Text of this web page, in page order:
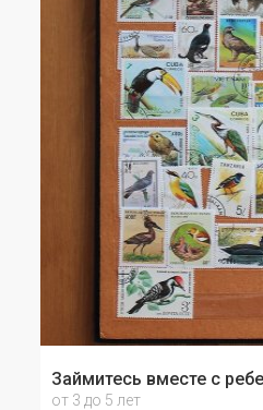
Займитесь вместе с
от 3 до 5 лет